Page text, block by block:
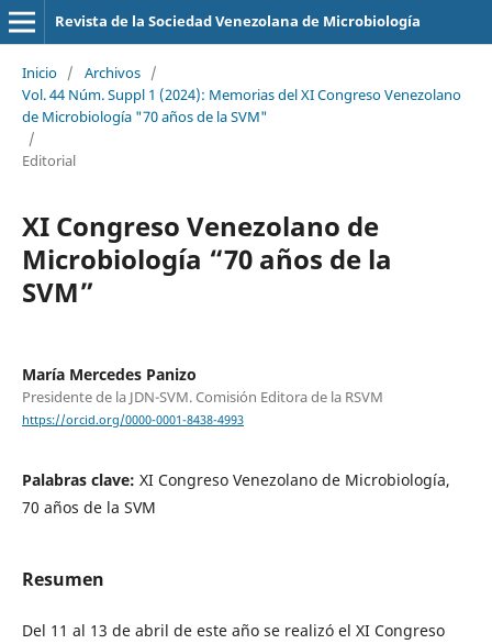
Revista de la Sociedad Venezolana de Microbiología
Inicio / Archivos /
Vol. 44 Núm. Suppl 1 (2024): Memorias del XI Congreso Venezolano
de Microbiología "70 años de la SVM"
/
Editorial
XI Congreso Venezolano de
Microbiología “70 años de la
SVM”
María Mercedes Panizo
Presidente de la JDN-SVM. Comisión Editora de la RSVM
https://orcid.org/0000-0001-8438-4993
Palabras clave: XI Congreso Venezolano de Microbiología,
70 años de la SVM
Resumen
Del 11 al 13 de abril de este año se realizó el XI Congreso